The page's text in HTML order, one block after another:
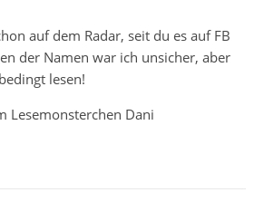
auf dem Radar, seit du es auf FB
der Namen war ich unsicher, aber
lesen!
Lesemonsterchen Dani